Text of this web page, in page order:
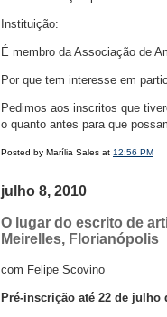
Instituição:
É membro da Associação de
Por que tem interesse em
Pedimos aos inscritos que
o quanto antes para que
Posted by Marília Sales at 12:56 PM
julho 8, 2010
O lugar do escrito de
Meirelles, Florianópolis
com Felipe Scovino
Pré-inscrição até 22 de julho